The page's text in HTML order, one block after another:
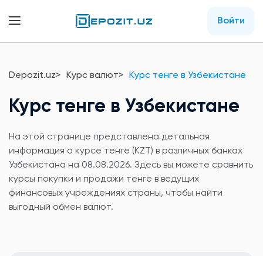
Войти
Depozit.uz Курс валют Курс тенге в Узбекистане
Курс тенге в Узбекистане
На этой странице представлена детальная
информация о курсе тенге (KZT) в различных банках
Узбекистана на 08.08.2026. Здесь вы можете сравнить
курсы покупки и продажи тенге в ведущих
финансовых учреждениях страны, чтобы найти
выгодный обмен валют.